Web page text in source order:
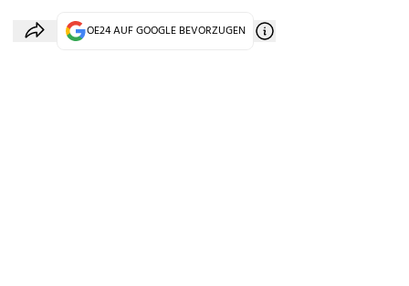
OE24 AUF GOOGLE BEVORZUGEN